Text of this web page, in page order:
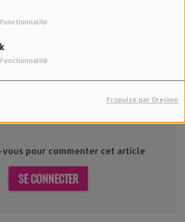
Propulsé par Orejime
YOU
vous pour commenter cet article
SE CONNECTER